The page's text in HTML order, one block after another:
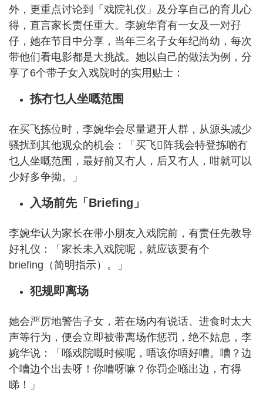
外，更重点讨论到「戏院礼仪」及分享自己的育儿心
得，直言家长责任重大。李婉华育有一女及一对孖
仔，她在节目中分享，当年三名子女年纪尚幼，每次
带他们看电影都是大挑战。她以自己的做法为例，分
享了6个带子女入戏院时的实用贴士：
拣冇乜人坐嘅范围
在买飞拣位时，李婉华会尽量避开人群，从源头减少
骚扰到其他观众的机会：「买飞𠮶阵我会特登拣啲冇
乜人坐嘅范围，最好前又冇人，后又冇人，咁就可以
少好多争拗。」
入场前先「Briefing」
李婉华认为家长在带小朋友入戏院前，有责任先教导
好礼仪：「家长未入戏院呢，就应该要有个
briefing（简明指示）。」
犯规即离场
她会严厉地警告子女，若在场内有说话、进食时太大
声等行为，便会立即被带离场作惩罚，绝不姑息，李
婉华说：「喺戏院嘅时候呢，唔该你唔好嘈。嘈？边
个嘈边个出去呀！你嘈呀嘛？你罚企喺出边，冇得
睇！」